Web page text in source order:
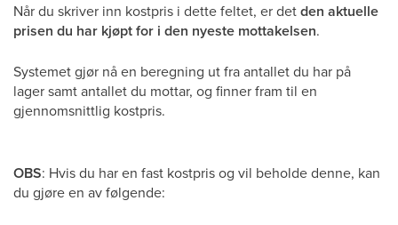
Når du skriver inn kostpris i dette feltet, er detden aktuelle
prisen du har kjøpt for i den nyeste mottakelsen.
Systemet gjør nå en beregning ut fra antallet du har på
lager samt antallet du mottar, og finner fram til en
gjennomsnittlig kostpris.
OBS: Hvis du har en fast kostpris og vil beholde denne, kan
du gjøre en av følgende: